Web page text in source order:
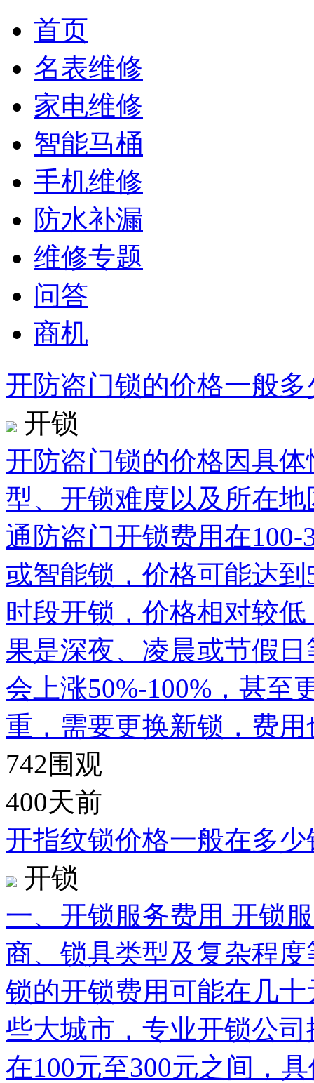
首页
名表维修
家电维修
智能马桶
手机维修
防水补漏
维修专题
问答
商机
开防盗门锁的价格一般
开锁
开防盗门锁的价格因具
型、开锁难度以及所在
通防盗门开锁费用在
或智能锁，价格可能达
时段开锁，价格相对较
果是深夜、凌晨或节假
会上涨50%-100%，甚至
重，需要更换新锁，费
742围观
400天前
开指纹锁价格一般在多少
开锁
一、开锁服务费用 开锁
商、锁具类型及复杂程
锁的开锁费用可能在几
些大城市，专业开锁公
在100元至300元之间，